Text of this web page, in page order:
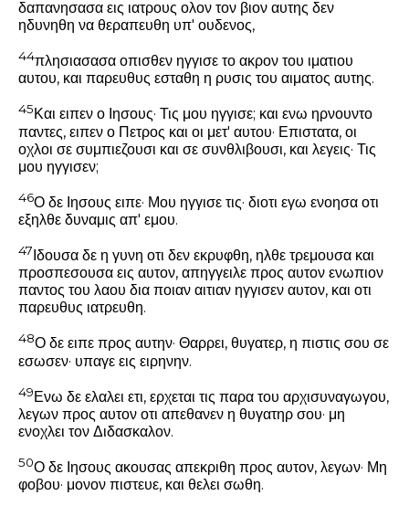
δαπανησασα εις ιατρους ολον τον βιον αυτης δεν
ηδυνηθη να θεραπευθη υπ' ουδενος,
44πλησιασασα οπισθεν ηγγισε το ακρον του ιματιου
αυτου, και παρευθυς εσταθη η ρυσις του αιματος αυτης.
45Και ειπεν ο Ιησους· Τις μου ηγγισε; και ενω ηρνουντο
παντες, ειπεν ο Πετρος και οι μετ' αυτου· Επιστατα, οι
οχλοι σε συμπιεζουσι και σε συνθλιβουσι, και λεγεις· Τις
μου ηγγισεν;
46Ο δε Ιησους ειπε· Μου ηγγισε τις· διοτι εγω ενοησα οτι
εξηλθε δυναμις απ' εμου.
47 Ιδουσα δε η γυνη οτι δεν εκρυφθη, ηλθε τρεμουσα και
προσπεσουσα εις αυτον, απηγγειλε προς αυτον ενωπιον
παντος του λαου δια ποιαν αιτιαν ηγγισεν αυτον, και οτι
παρευθυς ιατρευθη.
48Ο δε ειπε προς αυτην· Θαρρει, θυγατερ, η πιστις σου σε
εσωσεν· υπαγε εις ειρηνην.
49Ενω δε ελαλει ετι, ερχεται τις παρα του αρχισυναγωγου,
λεγων προς αυτον οτι απεθανεν η θυγατηρ σου· μη
ενοχλει τον Διδασκαλον.
50Ο δε Ιησους ακουσας απεκριθη προς αυτον, λεγων· Μη
φοβου· μονον πιστευε, και θελει σωθη.